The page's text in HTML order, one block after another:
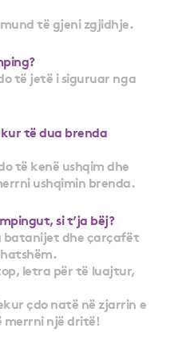
të gjeni zgjidhje.
të jetë i siguruar nga
të dua brenda
të kenë ushqim dhe
ushqimin brenda.
si t’ja bëj?
batanijet dhe çarçafët
letra për të luajtur,
çdo natë në zjarrin e
merrni një dritë!